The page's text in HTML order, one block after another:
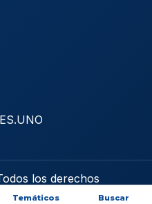
los derechos
Temáticos Buscar